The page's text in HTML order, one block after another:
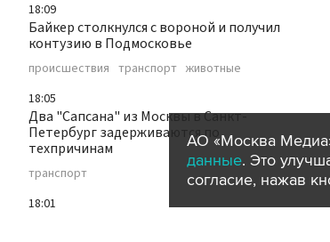
18:09
Байкер столкнулся с вороной и получил
контузию в Подмосковье
происшествия транспорт животные
18:05
Два "Сапсана" из Москвы в Санкт-
Петербург задерживаются по
техпричинам
транспорт
18:01
АО «Москва
данные. Это
согласие, нажав